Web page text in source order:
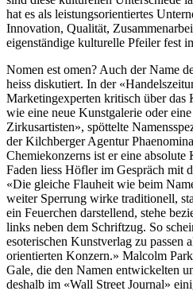
hat es als leistungsorientiertes
Innovation, Qualität,
eigenständige kulturelle Pfeiler fest
Nomen est omen? Auch der Name
heiss diskutiert. In der
Marketingexperten kritisch über
wie eine neue Kunstgalerie oder
Zirkusartisten», spöttelte
der Kilchberger Agentur
Chemiekonzerns ist er eine absolute
Faden liess Höfler im Gespräch mit
«Die gleiche Flauheit wie beim
weiter Sperrung wirke traditionell,
ein Feuerchen darstellend, stehe
links neben dem Schriftzug. So
esoterischen Kunstverlag zu passen
orientierten Konzern.» Malcolm
Gale, die den Namen entwickelten
deshalb im «Wall Street Journal»